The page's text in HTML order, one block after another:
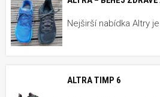
Nejširší nabídka Altry
ALTRA TIMP 6